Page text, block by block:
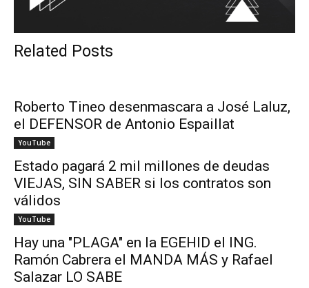
Related Posts
Roberto Tineo desenmascara a José Laluz,
el DEFENSOR de Antonio Espaillat
YouTube
Estado pagará 2 mil millones de deudas
VIEJAS, SIN SABER si los contratos son
válidos
YouTube
Hay una "PLAGA" en la EGEHID el ING.
Ramón Cabrera el MANDA MÁS y Rafael
Salazar LO SABE